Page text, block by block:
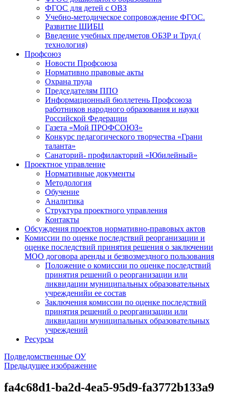
ФГОС для детей с ОВЗ
Учебно-методическое сопровождение ФГОС.
Развитие ШИБЦ
Введение учебных предметов ОБЗР и Труд (
технология)
Профсоюз
Новости Профсоюза
Нормативно правовые акты
Охрана труда
Председателям ППО
Информационный бюллетень Профсоюза
работников народного образования и науки
Российской Федерации
Газета «Мой ПРОФСОЮЗ»
Конкурс педагогического творчества «Грани
таланта»
Санаторий- профилакторий «Юбилейный»
Проектное управление
Нормативные документы
Методология
Обучение
Аналитика
Структура проектного управления
Контакты
Обсуждения проектов нормативно-правовых актов
Комиссии по оценке последствий реорганизации и
оценке последствий принятия решения о заключении
МОО договора аренды и безвозмездного пользования
Положение о комиссии по оценке последствий
принятия решений о реорганизации или
ликвидации муниципальных образовательных
учрежденийи ее состав
Заключения комиссии по оценке последствий
принятия решений о реорганизации или
ликвидации муниципальных образовательных
учреждений
Ресурсы
Подведомственные ОУ
Предыдущее изображение
fa4c68d1-ba2d-4ea5-95d9-fa3772b133a9